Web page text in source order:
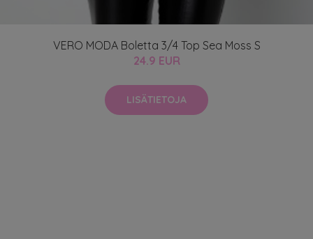
VERO MODA Boletta 3/4 Top Sea Moss S
24.9 EUR
LISÄTIETOJA